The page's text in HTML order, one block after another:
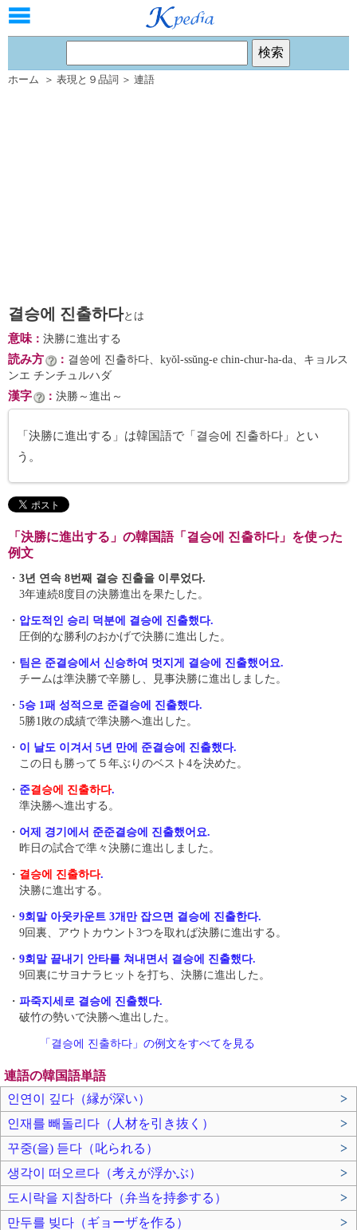
ホーム ＞ 表現と９品詞 ＞ 連語
결승에 진출하다とは
意味： 決勝に進出する
読み方 ： 결씅에 진출하다、kyŏl-ssŭng-e chin-chur-ha-da、キョルス
ンエ チンチュルハダ
漢字 ： 決勝～進出～
「決勝に進出する」は韓国語で「결승에 진출하다」とい
う。
「決勝に進出する」の韓国語「결승에 진출하다」を使った
例文
・ 3년 연속 8번째 결승 진출을 이루었다.
3年連続8度目の決勝進出を果たした。
・ 압도적인 승리 덕분에 결승에 진출했다.
圧倒的な勝利のおかげで決勝に進出した。
・ 팀은 준결승에서 신승하여 멋지게 결승에 진출했어요.
チームは準決勝で辛勝し、見事決勝に進出しました。
・ 5승 1패 성적으로 준결승에 진출했다.
5勝1敗の成績で準決勝へ進出した。
・ 이 날도 이겨서 5년 만에 준결승에 진출했다.
この日も勝って５年ぶりのベスト4を決めた。
・ 준결승에 진출하다.
準決勝へ進出する。
・ 어제 경기에서 준준결승에 진출했어요.
昨日の試合で準々決勝に進出しました。
・ 결승에 진출하다.
決勝に進出する。
・ 9회말 아웃카운트 3개만 잡으면 결승에 진출한다.
9回裏、アウトカウント3つを取れば決勝に進出する。
・ 9회말 끝내기 안타를 쳐내면서 결승에 진출했다.
9回裏にサヨナラヒットを打ち、決勝に進出した。
・ 파죽지세로 결승에 진출했다.
破竹の勢いで決勝へ進出した。
「결승에 진출하다」の例文をすべてを見る
連語の韓国語単語
인연이 깊다（縁が深い）
>
인재를 빼돌리다（人材を引き抜く）
>
꾸중(을) 듣다（叱られる）
>
생각이 떠오르다（考えが浮かぶ）
>
도시락을 지참하다（弁当を持参する）
>
만두를 빚다（ギョーザを作る）
>